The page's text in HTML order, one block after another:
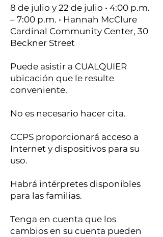
8 de julio y 22 de julio • 4:00 p.m.
– 7:00 p.m. • Hannah McClure
Cardinal Community Center, 30
Beckner Street
Puede asistir a CUALQUIER
ubicación que le resulte
conveniente.
No es necesario hacer cita.
CCPS proporcionará acceso a
Internet y dispositivos para su
uso.
Habrá intérpretes disponibles
para las familias.
Tenga en cuenta que los
cambios en su cuenta pueden